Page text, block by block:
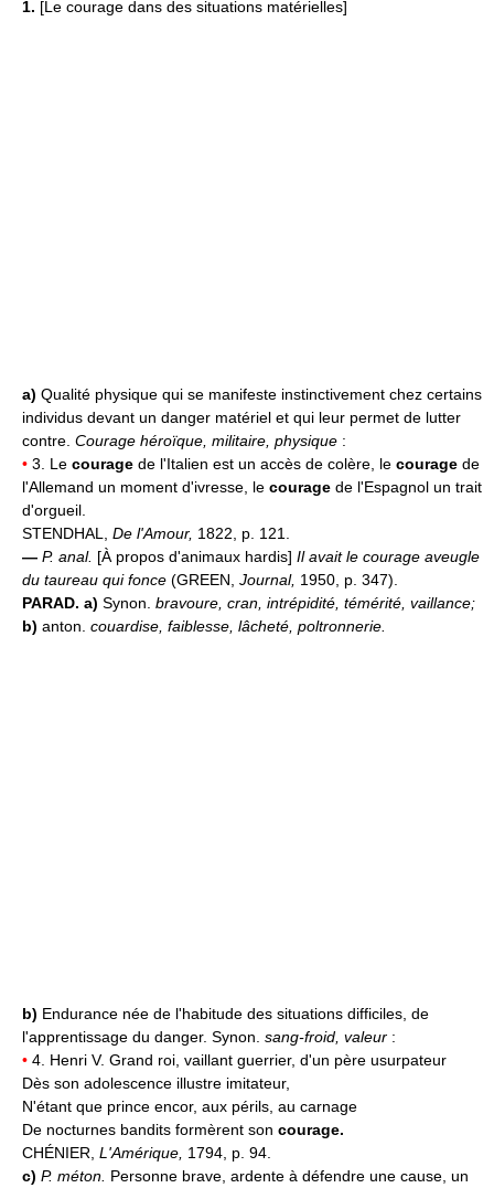
1. [Le courage dans des situations matérielles]
a) Qualité physique qui se manifeste instinctivement chez certains
individus devant un danger matériel et qui leur permet de lutter
contre. Courage héroïque, militaire, physique :
• 3. Le courage de l'Italien est un accès de colère, le courage de
l'Allemand un moment d'ivresse, le courage de l'Espagnol un trait
d'orgueil.
STENDHAL, De l'Amour, 1822, p. 121.
— P. anal. [À propos d'animaux hardis] Il avait le courage aveugle
du taureau qui fonce (GREEN, Journal, 1950, p. 347).
PARAD. a) Synon. bravoure, cran, intrépidité, témérité, vaillance;
b) anton. couardise, faiblesse, lâcheté, poltronnerie.
b) Endurance née de l'habitude des situations difficiles, de
l'apprentissage du danger. Synon. sang-froid, valeur :
• 4. Henri V. Grand roi, vaillant guerrier, d'un père usurpateur
Dès son adolescence illustre imitateur,
N'étant que prince encor, aux périls, au carnage
De nocturnes bandits formèrent son courage.
CHÉNIER, L'Amérique, 1794, p. 94.
c) P. méton. Personne brave, ardente à défendre une cause, un